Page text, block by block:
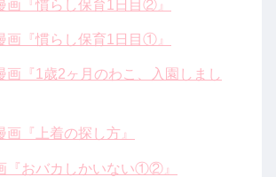
画『慣らし保育1日目②』
画『慣らし保育1日目①』
画『1歳2ヶ月のわこ、入園しまし
画『上着の探し方』
『おバカしかいない①②』